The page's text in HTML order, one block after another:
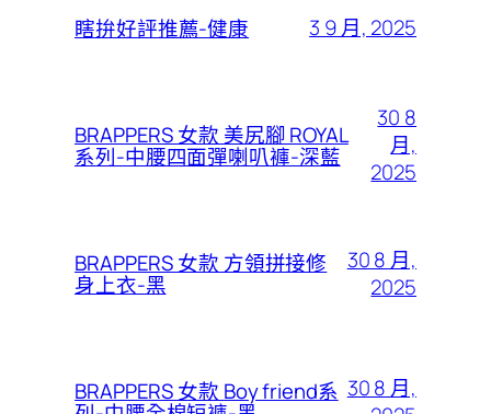
瞎拚好評推薦-健康 3 9 月, 2025
BRAPPERS 女款 美尻腳 ROYAL
系列-中腰四面彈喇叭褲-深藍
30 8
月,
2025
BRAPPERS 女款 方領拼接修
身上衣-黑
30 8 月,
2025
BRAPPERS 女款 Boy friend系 30 8 月,